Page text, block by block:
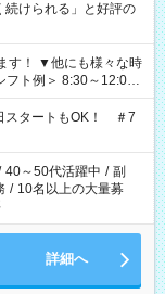
続けられる」と好評の
な時
フト例＞ 8:30～12:00
など
タートもOK！ ＃7
40～50代活躍中 / 副
/ 10名以上の大量募
詳細へ